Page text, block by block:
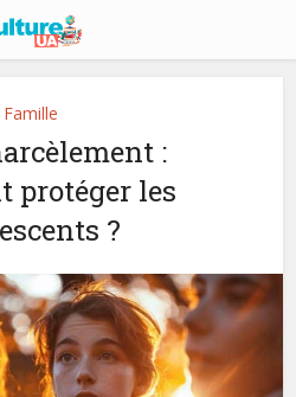
Famille
:
protéger les
?